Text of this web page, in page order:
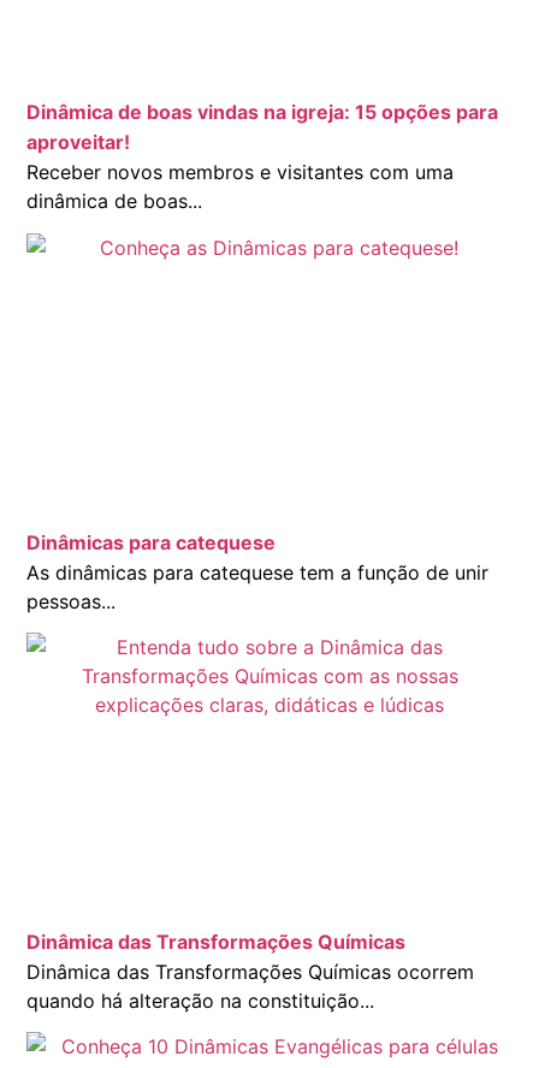
Dinâmica de boas vindas na igreja: 15 opções para
aproveitar!
Receber novos membros e visitantes com uma
dinâmica de boas...
Dinâmicas para catequese
As dinâmicas para catequese tem a função de unir
pessoas...
Dinâmica das Transformações Químicas
Dinâmica das Transformações Químicas ocorrem
quando há alteração na constituição...